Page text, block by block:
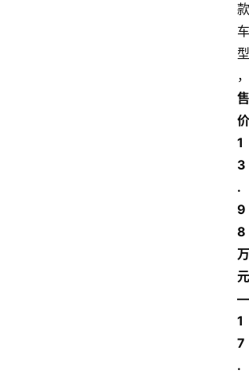
款
车
型
，
售
价
1
3
.
9
8
万
元
—
1
7
.